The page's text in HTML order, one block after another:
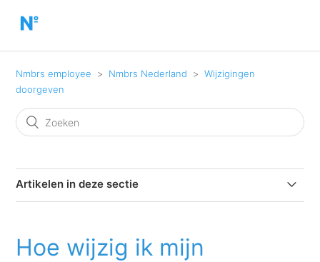
Nmbrs employee Nmbrs Nederland
Wijzigingen
doorgeven
Artikelen in deze sectie
Hoe kan ik een declaratieformulier indienen?
Hoe wijzig ik mijn